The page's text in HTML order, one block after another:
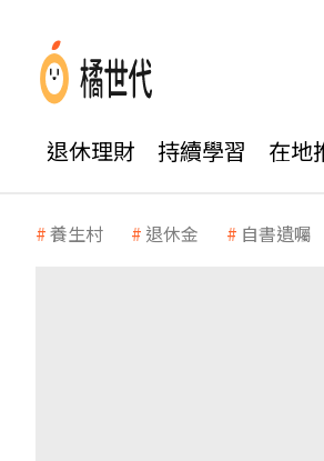
退休理財 持續學習 在地
養生村 退休金 自書遺囑